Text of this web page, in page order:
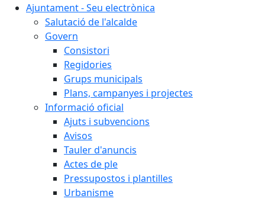
Ajuntament - Seu electrònica
Salutació de l'alcalde
Govern
Consistori
Regidories
Grups municipals
Plans, campanyes i projectes
Informació oficial
Ajuts i subvencions
Avisos
Tauler d'anuncis
Actes de ple
Pressupostos i plantilles
Urbanisme